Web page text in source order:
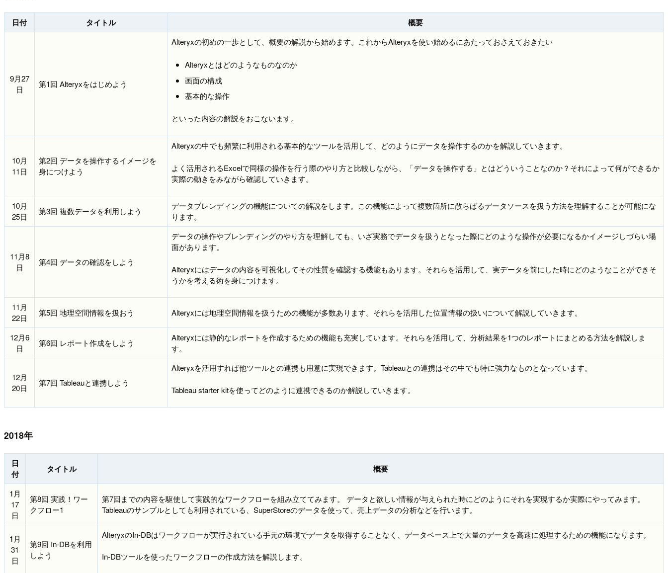
日付 タイトル 概要
9月27
日
第1回 Alteryxをはじめよう
Alteryxの初めの一歩として、概要の解説から始めます。これからAlteryxを使い始めるにあたっておさえておきたい
Alteryxとはどのようなものなのか
画面の構成
基本的な操作
といった内容の解説をおこないます。
10月
11日
第2回 データを操作するイメージを
身につけよう
Alteryxの中でも頻繁に利用される基本的なツールを活用して、どのようにデータを操作するのかを解説していきます。
よく活用されるExcelで同様の操作を行う際のやり方と比較しながら、「データを操作する」とはどういうことなのか？それによって何ができるか
実際の動きをみながら確認していきます。
10月
25日
第3回 複数データを利用しよう
データブレンディングの機能についての解説をします。この機能によって複数箇所に散らばるデータソースを扱う方法を理解することが可能にな
ります。
11月8
日
第4回 データの確認をしよう
データの操作やブレンディングのやり方を理解しても、いざ実務でデータを扱うとなった際にどのような操作が必要になるかイメージしづらい場
面があります。
Alteryxにはデータの内容を可視化してその性質を確認する機能もあります。それらを活用して、実データを前にした時にどのようなことができそ
うかを考える術を身につけます。
11月
22日
第5回 地理空間情報を扱おう Alteryxには地理空間情報を扱うための機能が多数あります。それらを活用した位置情報の扱いについて解説していきます。
12月6
日
第6回 レポート作成をしよう
Alteryxには静的なレポートを作成するための機能も充実しています。それらを活用して、分析結果を1つのレポートにまとめる方法を解説しま
す。
12月
20日
第7回 Tableauと連携しよう
Alteryxを活用すれば他ツールとの連携も用意に実現できます。Tableauとの連携はその中でも特に強力なものとなっています。
Tableau starter kitを使ってどのように連携できるのか解説していきます。
2018年
日
付
タイトル 概要
1月
17
日
第8回 実践！ワー
クフロー1
第7回までの内容を駆使して実践的なワークフローを組み立ててみます。 データと欲しい情報が与えられた時にどのようにそれを実現するか実際にやってみます。
Tableauのサンプルとしても利用されている、SuperStoreのデータを使って、売上データの分析などを行います。
1月
31
日
第9回 In-DBを利用
しよう
AlteryxのIn-DBはワークフローが実行されている手元の環境でデータを取得することなく、データベース上で大量のデータを高速に処理するための機能になります。
In-DBツールを使ったワークフローの作成方法を解説します。